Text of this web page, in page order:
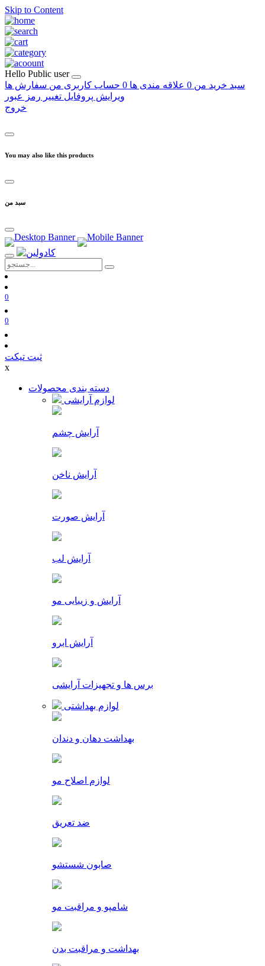
Skip to Content
Hello Public user
سبد خرید من 0 علاقه مندی ها 0 حساب کاربری من سفارش ها
ویرایش پروفایل تغییر رمز عبور
خروج
You may also like this products
سبد من
0
0
ثبت تیکت
x
دسته بندی محصولات
لوازم آرایشی
آرایش چشم
آرایش ناخن
آرایش صورت
آرایش لب
آرایش و زیبایی مو
آرایش ابرو
برس ها و تجهیزات آرایشی
لوازم بهداشتی
بهداشت دهان و دندان
لوازم اصلاح مو
ضد تعریق
صابون شستشو
شامپو و مراقبت مو
بهداشت و مراقبت بدن